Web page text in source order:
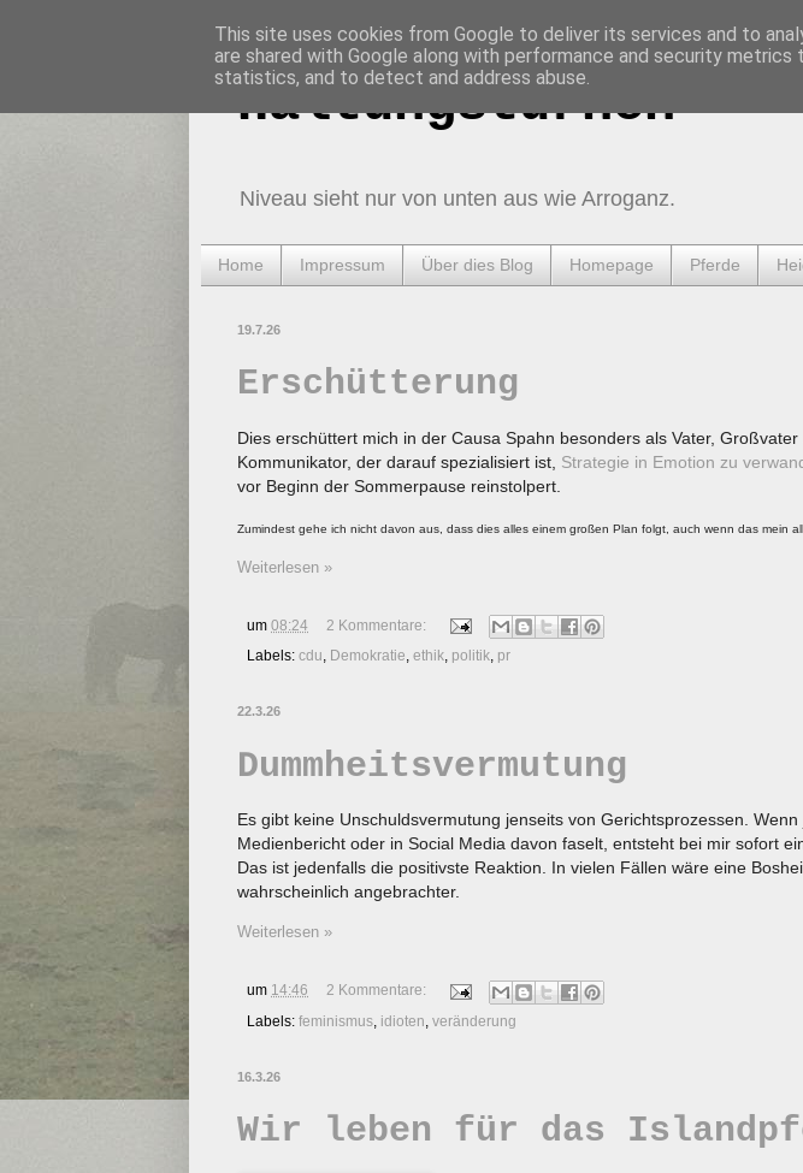
Haltungsturnen
Niveau sieht nur von unten aus wie Arroganz.
Home Impressum Über dies Blog Homepage Pferde
19.7.26
Erschütterung
Dies erschüttert mich in der Causa Spahn besonders als Vater,
Kommunikator, der darauf spezialisiert ist, Strategie in Emotion zu
vor Beginn der Sommerpause reinstolpert.
Zumindest gehe ich nicht davon aus, dass dies alles einem großen Plan folgt, auch wenn das mein
Weiterlesen »
um 08:24
2 Kommentare:
Labels: cdu Demokratie ethik politik pr
22.3.26
Dummheitsvermutung
Es gibt keine Unschuldsvermutung jenseits von Gerichtsprozessen.
Medienbericht oder in Social Media davon faselt, entsteht bei mir sofort
Das ist jedenfalls die positivste Reaktion. In vielen Fällen wäre eine
wahrscheinlich angebrachter.
Weiterlesen »
um 14:46
2 Kommentare:
Labels: feminismus idioten veränderung
16.3.26
Wir leben für das
This site uses cookies from Google to deliver its services and to
are shared with Google along with performance and security
statistics, and to detect and address abuse.